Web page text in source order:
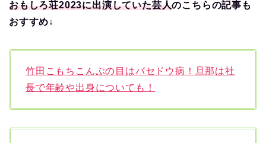
おもしろ荘2023に出演していた芸人のこちらの記事も
おすすめ↓
竹田こもちこんぶの目はバセドウ病！旦那は社
長で年齢や出身についても！